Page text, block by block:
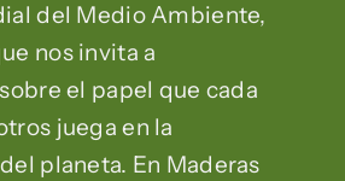
del Medio Ambiente,
nos invita a
el papel que cada
juega en la
planeta. En Maderas